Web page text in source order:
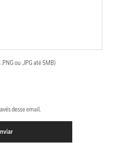
ou .JPG até 5MB)
desse email.